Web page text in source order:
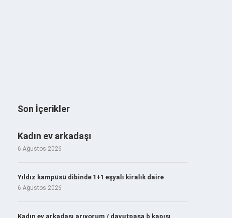
Son İçerikler
Kadın ev arkadaşı
6 Ağustos 2026
Yıldız kampüsü dibinde 1+1 eşyalı kiralık daire
6 Ağustos 2026
Kadın ev arkadaşı arıyorum / davutpaşa b kapısı